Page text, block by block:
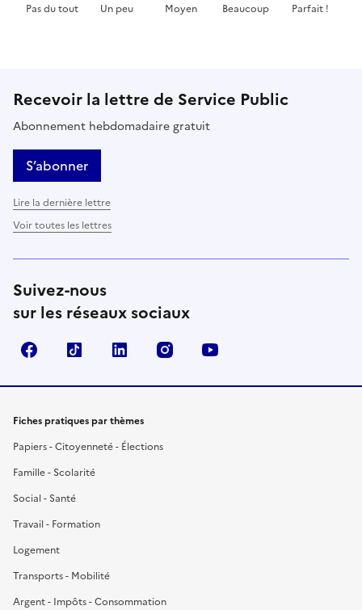
Pas du tout Un peu Moyen Beaucoup Parfait !
Recevoir la lettre de Service Public
Abonnement hebdomadaire gratuit
S’abonner
Lire la dernière lettre
Voir toutes les lettres
Suivez-nous
sur les réseaux sociaux
FacebookTikTok LinkedIn Instagram
Fiches pratiques par thèmes
Papiers - Citoyenneté - Élections
Famille - Scolarité
Social - Santé
Travail - Formation
Logement
Transports - Mobilité
Argent - Impôts - Consommation